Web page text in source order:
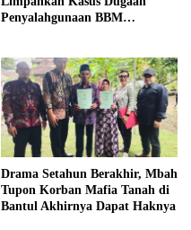
Penyalahgunaan BBM
Drama Setahun Berakhir, Mbah
Tupon Korban Mafia Tanah di
Bantul Akhirnya Dapat Haknya